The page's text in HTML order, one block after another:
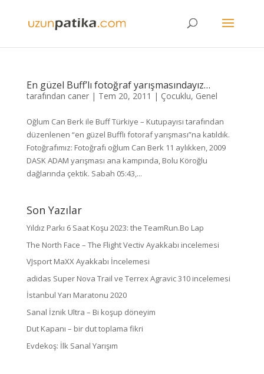
En güzel Buff’lı fotoğraf yarışmasındayız…
tarafından caner| Tem 20, 2011 | Çocuklu, Genel
Oğlum Can Berk ile Buff Türkiye – Kutupayısı tarafından
düzenlenen “en güzel Bufflı fotoraf yarışması”na katıldık.
Fotoğrafımız: Fotoğrafı oğlum Can Berk 11 aylıkken, 2009
DASK ADAM yarışması ana kampında, Bolu Köroğlu
dağlarında çektik. Sabah 05:43,...
Son Yazılar
Yıldız Parkı 6 Saat Koşu 2023: the TeamRun.Bo Lap
The North Face – The Flight Vectiv Ayakkabı incelemesi
VJsport MaXX Ayakkabı İncelemesi
adidas Super Nova Trail ve Terrex Agravic 310 incelemesi
İstanbul Yarı Maratonu 2020
Sanal İznik Ultra – Bi koşup döneyim
Dut Kapanı – bir dut toplama fikri
Evdekoş: İlk Sanal Yarışım